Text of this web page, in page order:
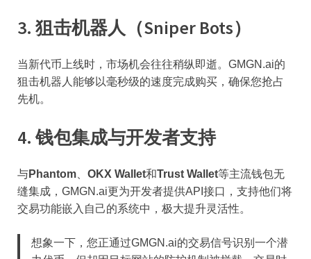
3. 狙击机器人（Sniper Bots）
当新代币上线时，市场机会往往稍纵即逝。GMGN.ai的
狙击机器人能够以毫秒级的速度完成购买，确保您抢占
先机。
4. 钱包集成与开发者支持
与Phantom OKX Wallet和Trust Wallet等主流钱包无
缝集成，GMGN.ai更为开发者提供API接口，支持他们将
交易功能嵌入自己的系统中，极大提升灵活性。
想象一下，您正通过GMGN.ai的交易信号识别一个潜